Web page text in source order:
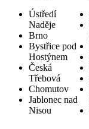
Ústředí
Naděje
Brno
Bystřice pod
Hostýnem
Česká
Třebová
Chomutov
Jablonec nad
Nisou